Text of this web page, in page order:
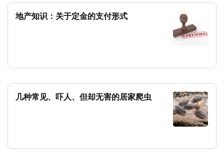
地产知识：关于定金的支付形式
几种常见、吓人、但却无害的居家爬虫